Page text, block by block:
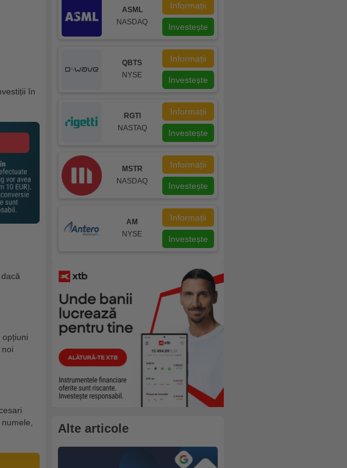
în
ASML
NASDAQ
Informații
Investește
QBTS
NYSE
Informații
Investește
RGTI
NASTAQ
Informații
Investește
MSTR
NASDAQ
Informații
Investește
AM
NYSE
Informații
Investește
Alte articole